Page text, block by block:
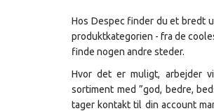
Hos Despec finder du et bredt
produktkategorien - fra de
finde nogen andre steder.
Hvor det er muligt, arbejder
sortiment med ”god, bedre,
tager kontakt til din account